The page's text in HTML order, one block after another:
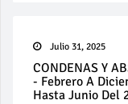
Julio 31, 2025
CONDENAS Y
- Febrero A
Hasta Junio Del